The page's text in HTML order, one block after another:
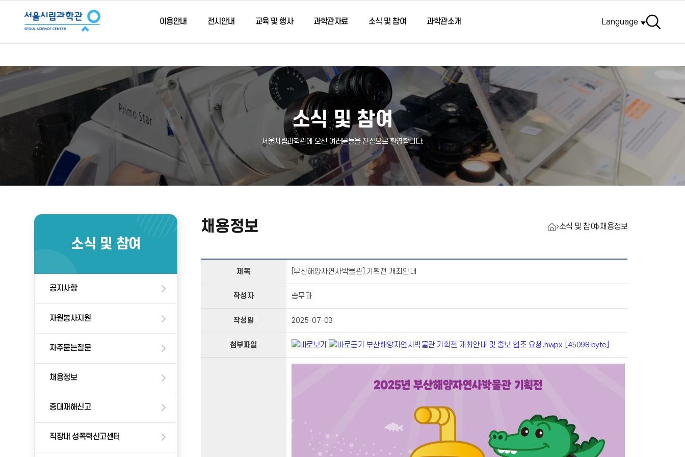
이용안내 전시안내 교육 및 행사 과학관자료 소식 및 참여 과학관소개 Language
소식 및 참여
서울시립과학관에 오신 여러분들을 진심으로 환영합니다.
소식 및 참여
공지사항
자원봉사지원
자주묻는질문
채용정보
중대재해신고
직장내 성폭력신고센터
채용정보 소식 및 참여 채용정보
제목 [부산해양자연사박물관] 기획전 개최안내
작성자 총무과
작성일 2025-07-03
첨부파일 부산해양자연사박물관 기획전 개최안내 및 홍보 협조 요청.hwpx [45098 byte]